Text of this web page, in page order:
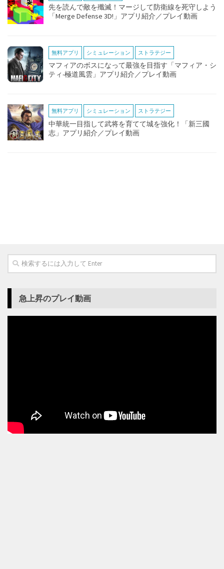
先を読んで敵を殲滅！マージして防衛線を死守しよう
「Merge Defense 3D!」アプリ紹介／プレイ動画
無料アプリ シミュレーション ストラテジー
マフィアのボスになって最強を目指す「マフィア・シ
ティ-極道風雲」アプリ紹介／プレイ動画
無料アプリ シミュレーション ストラテジー
中華統一目指して武将を育てて城を強化！「新三國
志」アプリ紹介／プレイ動画
急上昇のプレイ動画